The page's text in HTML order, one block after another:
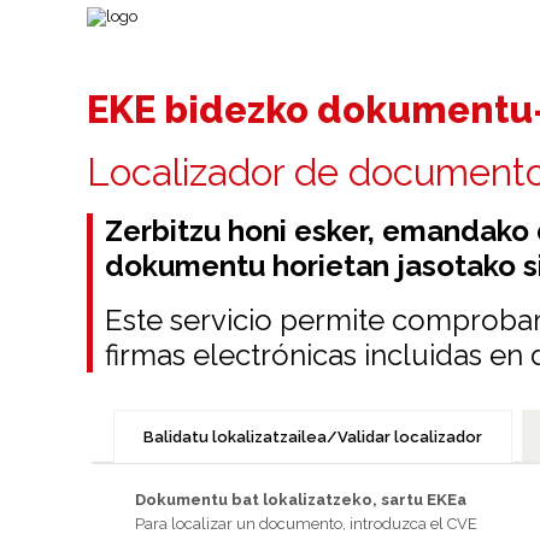
EKE bidezko
Localizador de
Zerbitzu honi esker,
dokumentu horietan jasotako
Este servicio permite
firmas electrónicas incluidas en
Balidatu lokalizatzailea/Validar localizador
Dokumentu bat lokalizatzeko, sartu EKEa
Para localizar un documento, introduzca el CVE